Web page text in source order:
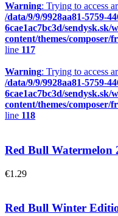
Warning: Trying to access
/data/9/9/9928aa81-5759-
6cae1ac7bc3d/sendysk.sk/
content/themes/composer/
line 117
Warning: Trying to access
/data/9/9/9928aa81-5759-
6cae1ac7bc3d/sendysk.sk/
content/themes/composer/
line 118
Red Bull Watermelon
€1.29
Red Bull Winter